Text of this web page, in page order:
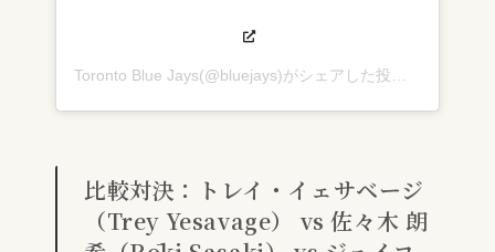
Toronto Blue Jays(@bluejays)がシェアした投稿
比較対決：トレイ・イェサベージ
（Trey Yesavage） vs 佐々木 朗